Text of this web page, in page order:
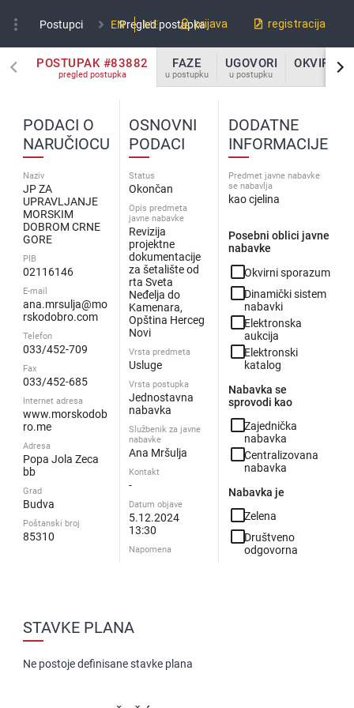
more_vert Postupci Pregled postupka
EN ME prijava registracija
POSTUPAK #83882
pregled postupka
FAZE
u postupku
UGOVORI
u postupku
OKVIRNI
u
OSNOVNI
PODACI
Status
Okončan
Opis predmeta
javne nabavke
Revizija
projektne
dokumentacije
za šetalište od
rta Sveta
Neđelja do
Kamenara,
Opština Herceg
Novi
Vrsta predmeta
Usluge
Vrsta postupka
Jednostavna
nabavka
Službenik za javne
nabavke
Ana Mršulja
Kontakt
-
Datum objave
5.12.2024
13:30
Napomena
DODATNE
INFORMACIJE
Predmet javne nabavke
se nabavlja
kao cjelina
Posebni oblici javne
nabavke
check_box_outline_blankOkvirni sporazum
check_box_outline_blankDinamički sistem
nabavki
check_box_outline_blankElektronska
aukcija
check_box_outline_blankElektronski
katalog
Nabavka se
sprovodi kao
check_box_outline_blankZajednička
nabavka
check_box_outline_blankCentralizovana
nabavka
Nabavka je
check_box_outline_blankZelena
check_box_outline_blankDruštveno
odgovorna
PODACI O
NARUČIOCU
Naziv
JP ZA
UPRAVLJANJE
MORSKIM
DOBROM CRNE
GORE
PIB
02116146
E-mail
ana.mrsulja@mo
rskodobro.com
Telefon
033/452-709
Fax
033/452-685
Internet adresa
www.morskodob
ro.me
Adresa
Popa Jola Zeca
bb
Grad
Budva
Poštanski broj
85310
STAVKE PLANA
Ne postoje definisane stavke plana